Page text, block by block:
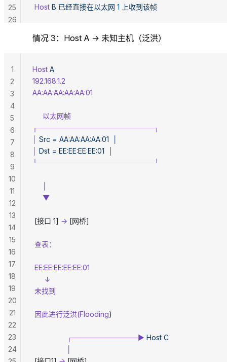
Host B 已经直接在以太网 1 上收到该帧
25
26
情况 3：Host A → 未知主机（泛洪）
Host A
192.168.1.2
AA:AA:AA:AA:AA:01
     以太网帧
┌───────────────────────┐
Src = AA:AA:AA:AA:01
Dst = EE:EE:EE:EE:01
└───────────────────────┘
     ▼
[接口 1] → [网桥]
查表：
EE:EE:EE:EE:EE:01
      ↓
未找到
因此进行泛洪(Flooding)
                 ┌─────────────►
Host C
1
2
3
4
5
6
7
8
9
10
11
12
13
14
15
16
17
18
19
20
21
22
23
24